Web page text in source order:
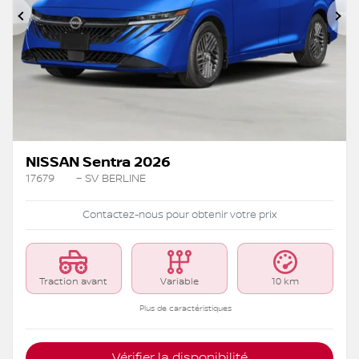
Précédent
NISSAN Sentra 2026
17679 – SV BERLINE
Contactez-nous pour obtenir votre prix
Traction avant Variable 10 km
Plus de caractéristiques